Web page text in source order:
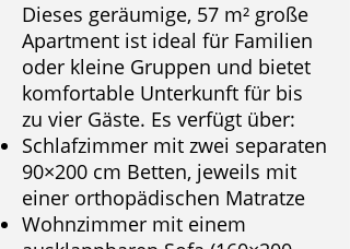
Dieses geräumige, 57 m² große
Apartment ist ideal für Familien
oder kleine Gruppen und bietet
komfortable Unterkunft für bis
zu vier Gäste. Es verfügt über:
Schlafzimmer mit zwei separaten
90×200 cm Betten, jeweils mit
einer orthopädischen Matratze
Wohnzimmer mit einem